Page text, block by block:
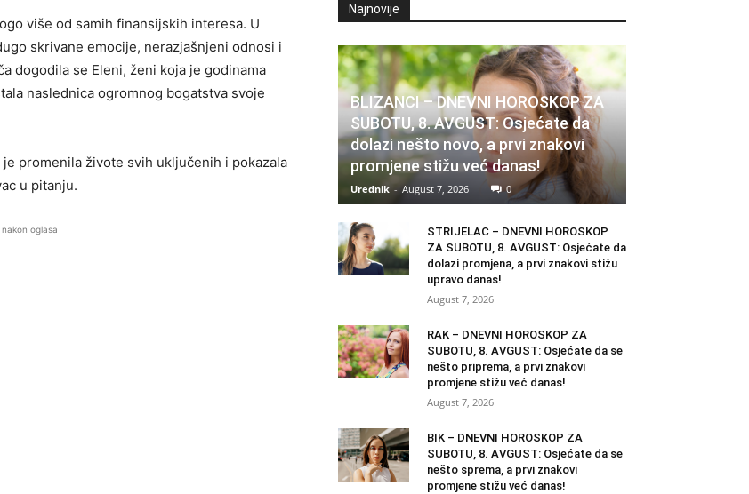
više od samih finansijskih interesa. U
skrivane emocije, nerazjašnjeni odnosi i
dogodila se Eleni, ženi koja je godinama
naslednica ogromnog bogatstva svoje
promenila živote svih uključenih i pokazala
u pitanju.
oglasa
Najnovije
BLIZANCI – DNEVNI HOROSKOP ZA
SUBOTU, 8. AVGUST: Osjećate da
dolazi nešto novo, a prvi znakovi
promjene stižu već danas!
Urednik - August 7, 2026 0
STRIJELAC – DNEVNI HOROSKOP
ZA SUBOTU, 8. AVGUST: Osjećate da
dolazi promjena, a prvi znakovi stižu
upravo danas!
August 7, 2026
RAK – DNEVNI HOROSKOP ZA
SUBOTU, 8. AVGUST: Osjećate da se
nešto priprema, a prvi znakovi
promjene stižu već danas!
August 7, 2026
BIK – DNEVNI HOROSKOP ZA
SUBOTU, 8. AVGUST: Osjećate da se
nešto sprema, a prvi znakovi
promjene stižu već danas!